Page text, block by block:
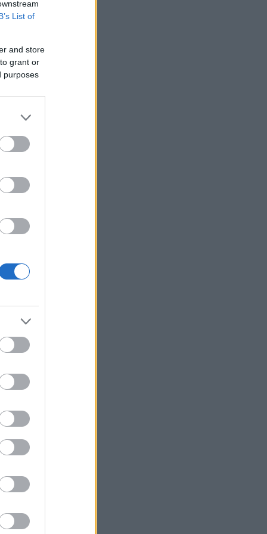
List of
and store
grant or
purposes
500
Σεπτεμβρίου
Αμερικανός αξιωματούχος:
«Αναμένεται σύντομα συμφωνία για τα
το πετρέλαιο
ΗΠΑ: Η Γερουσία ενέκρινε νέες
κυρώσεις σε βάρος της Ρωσίας -
Axios: Το Ιράν αναμένει έγκριση του
Συμβουλίου Ασφαλείας για τη
Εβδομαδιαία κέρδη 7% για τον χρυσό
ευρώ
204,6 εκατ. ευρώ
Σκέρτσος: «Το ΠΑΣΟΚ υποκαθιστά την
οικονομική ανάλυση με πολιτική
προπαγάνδα»
Πανεπιστήμιο Κρήτης για το
στεγαστικό επίδομα των φοιτητών
Η UEFA συνεχίζει το μποϊκοτάζ του
Μουντιάλ παρά την αναδίπλωση της
Τραμπ: Νέα προσπάθεια
«μπλόκο» του Ανωτάτου Δικαστηρίου
Σχέδια Βελτίωσης: Υπεγράφη η ΚΥΑ -